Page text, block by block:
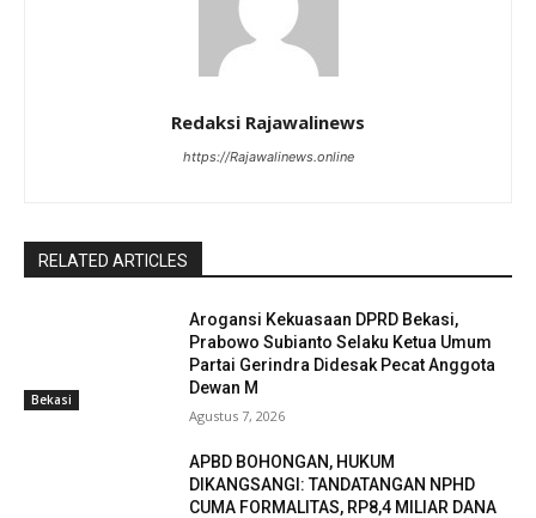
Redaksi Rajawalinews
https://Rajawalinews.online
RELATED ARTICLES
Bekasi
Arogansi Kekuasaan DPRD Bekasi,
Prabowo Subianto Selaku Ketua Umum
Partai Gerindra Didesak Pecat Anggota
Dewan M
Agustus 7, 2026
APBD BOHONGAN, HUKUM
DIKANGSANGI: TANDATANGAN NPHD
CUMA FORMALITAS, RP8,4 MILIAR DANA